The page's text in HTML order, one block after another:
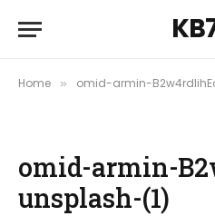
Home » omid-armin-
omid-armin-
unsplash-(1)